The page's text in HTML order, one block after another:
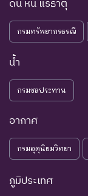
ดิน หิน แร่ธาตุ
กรมทรัพยากรธรณี
น้ำ
กรมชลประทาน
อากาศ
กรมอุตุนิยมวิทยา
ภูมิประเทศ